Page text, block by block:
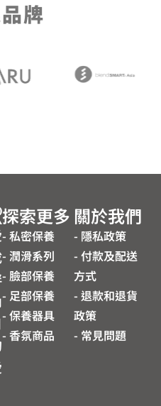
牌
探索更多
- 私密保養
- 潤滑系列
- 臉部保養
- 足部保養
- 保養器具
- 香氛商品
關於我們
- 隱私政策
- 付款及配送
方式
- 退款和退貨
政策
- 常見問題